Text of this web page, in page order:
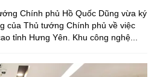
Chính phủ Hồ Quốc Dũng vừa ký
của Thủ tướng Chính phủ về việc
tỉnh Hưng Yên. Khu công nghệ...